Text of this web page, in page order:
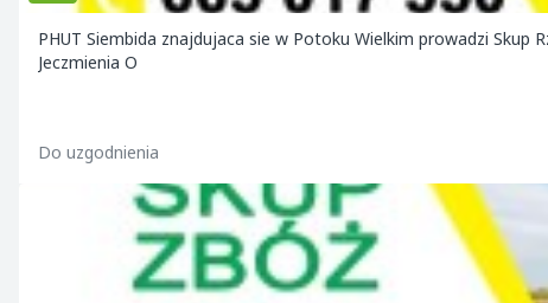
PHUT Siembida znajdujaca sie w Potoku Wielkim prowadzi
Jeczmienia O
Do uzgodnienia